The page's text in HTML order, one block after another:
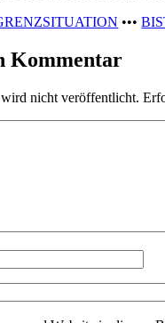
•••
Kommentar
nicht veröffentlicht.